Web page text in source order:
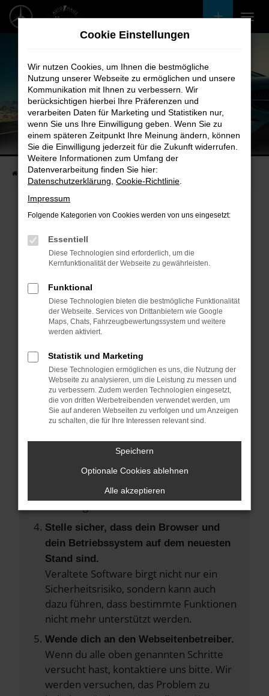
Zum
Unsere Fahrzeugangebote
Bei uns finden Sie bestimmt Ihren Nächsten
Startseite Fahrzeugangebote Bestandsfahrzeuge
Fehler: Network Error
Beim Laden ist ein Fehler aufgetreten.
können:
Überprüfe deine Firewall und deine
Internetverbindung.
deine Suchmaschine?
Prüfe deine Browsererweiterungen.
Manche Erweiterungen, wie
Werbeblocker, können das Laden
bestimmter Seiten verhindern.
Funktioniert die Seite in einem anderen
Browser oder in einem privaten Fenster?
Starte dein Gerät neu.
Das kann manchmal helfen,
vorübergehende Probleme zu beheben.
Stelle sicher, dass dein Browser und
dein Betriebssystem auf dem neuesten
Stand sind.
Veraltete Software birgt nicht nur ein
Sicherheitsrisiko, sondern kann auch
dazu führen, dass bestimmte Funktionen
nicht mehr unterstützt werden.
Wende dich an den Webseitenbetreiber.
Wenn du alle oben genannten Schritte
versucht hast, kontaktiere uns bitte. Wir
werden versuchen, das Problem zu
Cookie Einstellungen
Wir nutzen Cookies, um Ihnen die bestmögliche
Nutzung unserer Webseite zu ermöglichen und unsere
Kommunikation mit Ihnen zu verbessern. Wir
berücksichtigen hierbei Ihre Präferenzen und
verarbeiten Daten für Marketing und Statistiken nur,
wenn Sie uns Ihre Einwilligung geben. Wenn Sie zu
einem späteren Zeitpunkt Ihre Meinung ändern, können
Sie die Einwilligung jederzeit für die Zukunft widerrufen.
Weitere Informationen zum Umfang der
Datenverarbeitung finden Sie hier:
Datenschutzerklärung Cookie-Richtlinie
Impressum
Folgende Kategorien von Cookies werden von uns eingesetzt:
Essentiell
Diese Technologien sind erforderlich, um die
Kernfunktionalität der Webseite zu gewährleisten.
Funktional
Diese Technologien bieten die bestmögliche Funktionalität
der Webseite. Services von Drittanbietern wie Google
Maps, Chats, Fahrzeugbewertungssystem und weitere
werden aktiviert.
Statistik und Marketing
Diese Technologien ermöglichen es uns, die Nutzung der
Webseite zu analysieren, um die Leistung zu messen und
zu verbessern. Zudem werden Technologien eingesetzt,
die von dritten Werbetreibenden verwendet werden, um
Sie auf anderen Webseiten zu verfolgen und um Anzeigen
zu schalten, die für Ihre Interessen relevant sind.
Speichern
Optionale Cookies ablehnen
Alle akzeptieren